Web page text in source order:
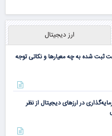
ارز دیجیتال
ثبت شده به چه معیارها و نکاتی توجه
در ارزهای دیجیتال از نظر